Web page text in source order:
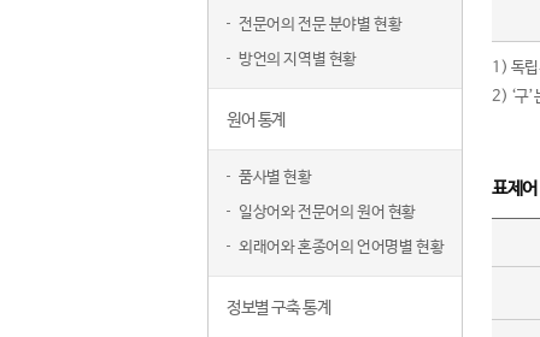
전문어의 전문 분야별 현황
방언의 지역별 현황
원어 통계
품사별 현황
일상어와 전문어의 원어 현황
외래어와 혼종어의 언어명별 현황
정보별 구축 통계
1) 독립
2) ‘구
표제